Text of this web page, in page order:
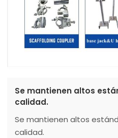
Se mantienen altos
calidad.
Se mantienen altos
calidad.